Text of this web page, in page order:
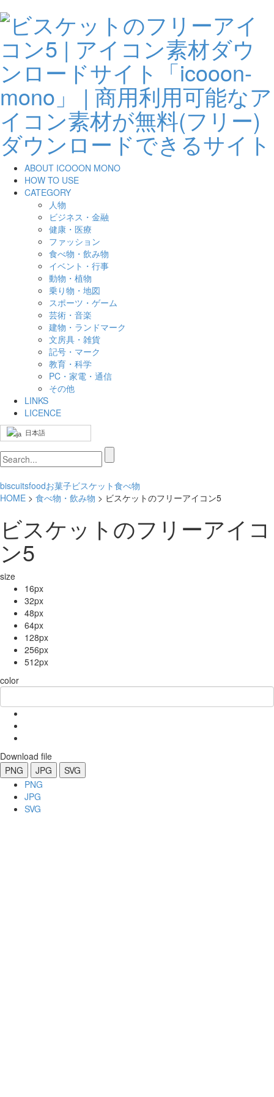
ABOUT ICOOON MONO
HOW TO USE
CATEGORY
人物
ビジネス・金融
健康・医療
ファッション
食べ物・飲み物
イベント・行事
動物・植物
乗り物・地図
スポーツ・ゲーム
芸術・音楽
建物・ランドマーク
文房具・雑貨
記号・マーク
教育・科学
PC・家電・通信
その他
LINKS
LICENCE
日本語
biscuitsfoodお菓子ビスケット食べ物
HOME > 食べ物・飲み物 > ビスケットのフリーアイコン5
ビスケットのフリーアイコ
ン5
size
16px
32px
48px
64px
128px
256px
512px
color
Download file
PNG
JPG
SVG
PNG
JPG
SVG